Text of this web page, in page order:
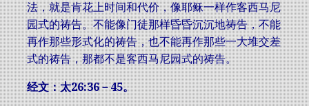
法，就是肯花上时间和代价，像耶稣一样作客西马尼
园式的祷告。不能像门徒那样昏昏沉沉地祷告，不能
再作那些形式化的祷告，也不能再作那些一大堆交差
式的祷告，那都不是客西马尼园式的祷告。
经文：太26:36－45。